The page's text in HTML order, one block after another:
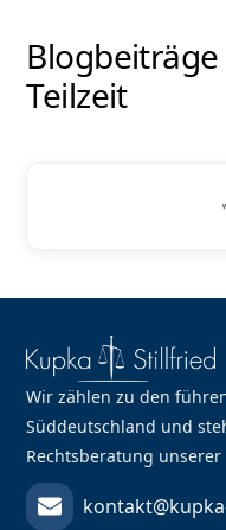
Blogbeiträge
Teilzeit
Wir zählen zu den
Süddeutschland und
Rechtsberatung